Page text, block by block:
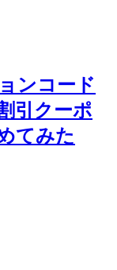
ンコード
引クーポ
てみた